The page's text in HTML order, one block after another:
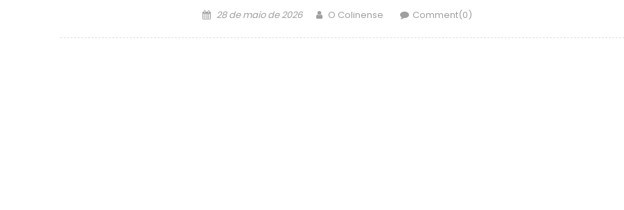
Posted
28 de maio de 2026 Author
O Colinense Comment(0)